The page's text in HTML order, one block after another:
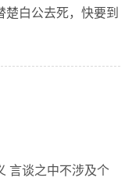
白公去死，快要到
言谈之中不涉及个